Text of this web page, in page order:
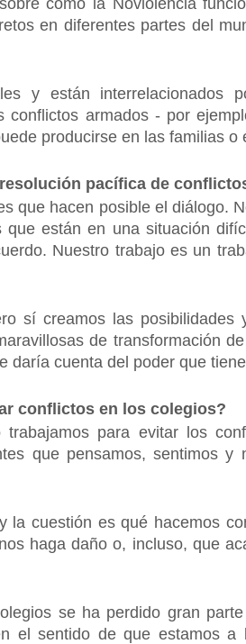
cómo la Noviolencia
en diferentes partes del
y están interrelacionados
conflictos armados - por
producirse en las familias
pacífica de
que hacen posible el diálogo.
están en una situación
Nuestro trabajo es un
sí creamos las
de transformación
daría cuenta del poder que
conflictos en los colegios?
para evitar los
que pensamos, sentimos y
cuestión es qué hacemos
haga daño o, incluso, que
se ha perdido gran
el sentido de que estamos